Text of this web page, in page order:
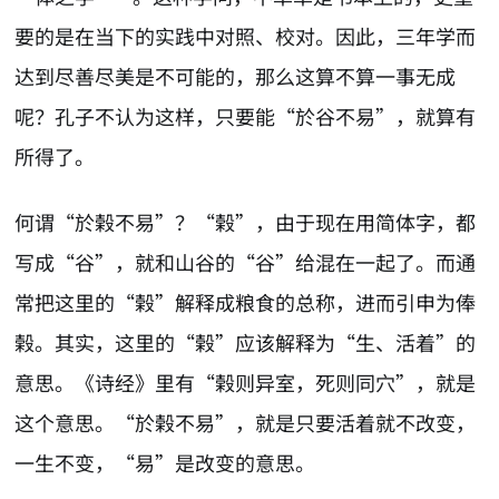
要的是在当下的实践中对照、校对。因此，三年学而
达到尽善尽美是不可能的，那么这算不算一事无成
呢？孔子不认为这样，只要能“於谷不易”，就算有
所得了。
何谓“於榖不易”？“榖”，由于现在用简体字，都
写成“谷”，就和山谷的“谷”给混在一起了。而通
常把这里的“榖”解释成粮食的总称，进而引申为俸
榖。其实，这里的“榖”应该解释为“生、活着”的
意思。《诗经》里有“榖则异室，死则同穴”，就是
这个意思。“於榖不易”，就是只要活着就不改变，
一生不变，“易”是改变的意思。